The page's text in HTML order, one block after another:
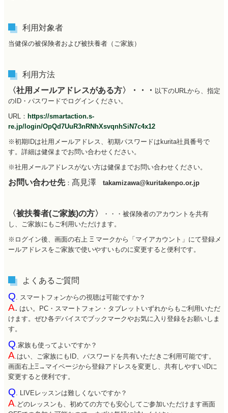
利用対象者
当健保の被保険者および被扶養者（ご家族）
利用方法
〈社用メールアドレスがある方〉・・・ 以下のURLから、指定
のID・パスワードでログインください。
URL： https://smartaction.s-
re.jp/login/OpQd7UuR3nRNhXsvqnhSiN7c4x12
※初期IDは社用メールアドレス、初期パスワードはkurita社員番号で
す。詳細は健保までお問い合わせください。
※社用メールアドレスがない方は健保までお問い合わせください。
お問い合わせ先： 髙見澤 takamizawa@kuritakenpo.or.jp
〈被扶養者(ご家族)の方〉
・・・被保険者のアカウントを共有
し、ご家族にもご利用いただけます。
※ログイン後、画面の右上 Ξ マークから「マイアカウント」にて登録メ
ールアドレスをご家族で使いやすいものに変更すると便利です。
よくあるご質問
Q . スマートフォンからの視聴は可能ですか？
A. はい。PC・スマートフォン・タブレットいずれからもご利用いただ
けます。ぜひ各デバイスでブックマークやお気に入り登録をお願いしま
す。
Q .家族も使ってよいですか？
A .はい、ご家族にもID、パスワードを共有いただきご利用可能です。
画面右上Ξ→マイページから登録アドレスを変更し、共有しやすいIDに
変更すると便利です。
Q . LIVEレッスンは難しくないですか？
A .どのレッスンも、初めての方でも安心してご参加いただけます画面